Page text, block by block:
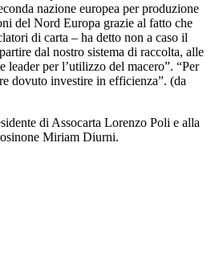
nazione europea per produzione
del Nord Europa grazie al fatto che
di carta – ha detto non a caso il
dal nostro sistema di raccolta, alle
leader per l’utilizzo del macero”. “Per
dovuto investire in efficienza”. (da
di Assocarta Lorenzo Poli e alla
Miriam Diurni.